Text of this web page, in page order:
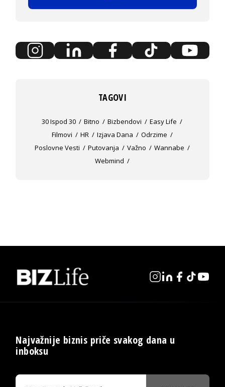
TAGOVI
30 Ispod 30 Bitno Bizbendovi
Easy Life
Filmovi
HR Izjava Dana
Odrzime
Poslovne Vesti
Putovanja Važno
Wannabe
Webmind
Najvažnije biznis priče svakog dana u
inboksu